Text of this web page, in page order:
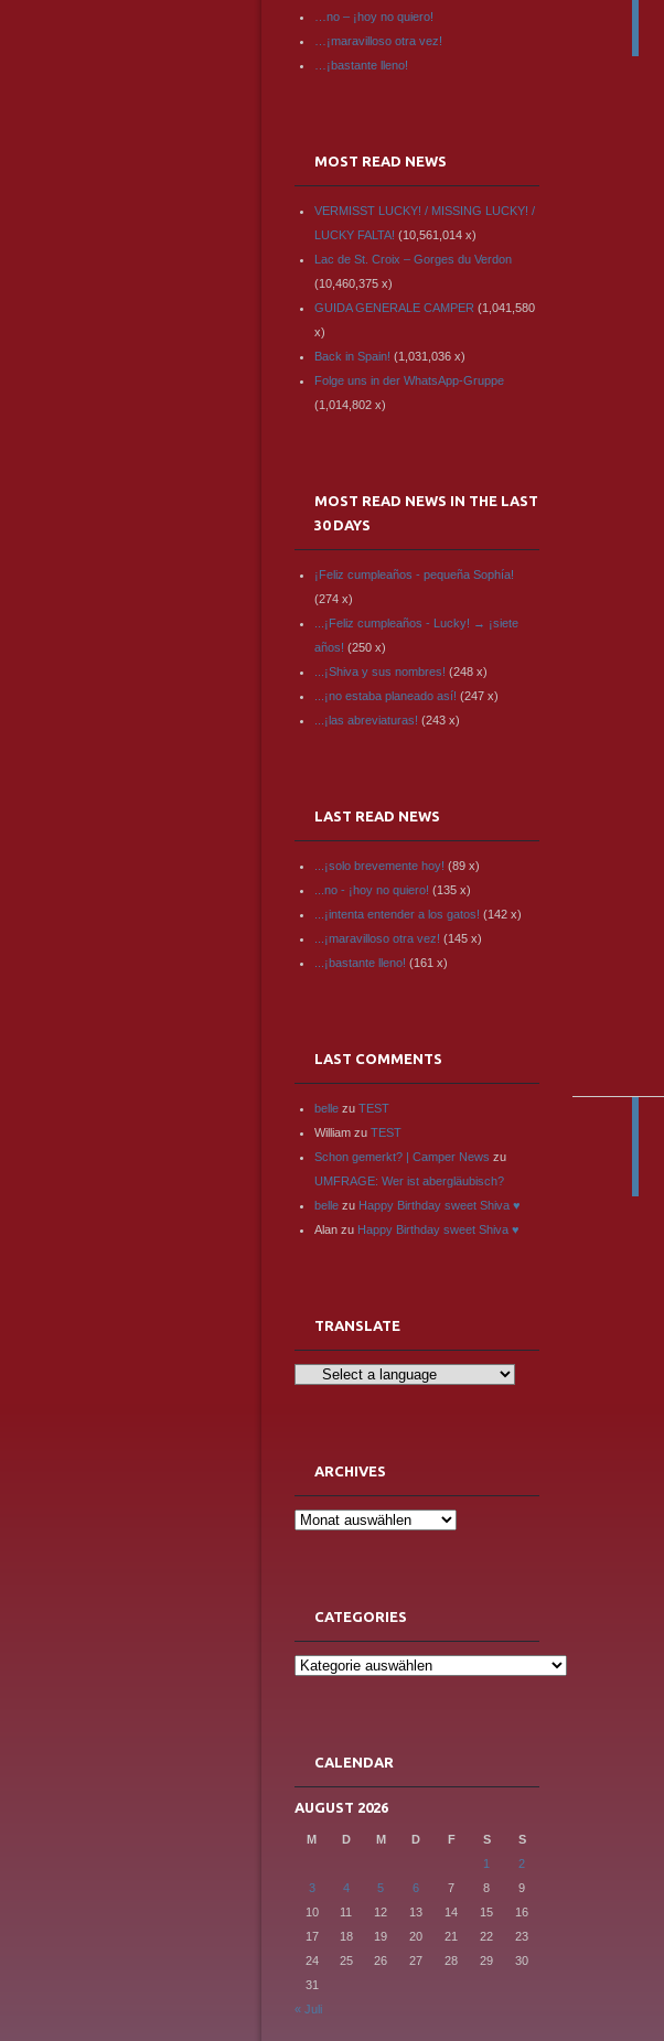
…no – ¡hoy no quiero!
…¡maravilloso otra vez!
…¡bastante lleno!
MOST READ NEWS
VERMISST LUCKY! / MISSING LUCKY! /
LUCKY FALTA! (10,561,014 x)
Lac de St. Croix – Gorges du Verdon
(10,460,375 x)
GUIDA GENERALE CAMPER (1,041,580
x)
Back in Spain! (1,031,036 x)
Folge uns in der WhatsApp-Gruppe
(1,014,802 x)
MOST READ NEWS IN THE LAST
30 DAYS
¡Feliz cumpleaños - pequeña Sophía!
(274 x)
...¡Feliz cumpleaños - Lucky! → ¡siete
años! (250 x)
...¡Shiva y sus nombres! (248 x)
...¡no estaba planeado así! (247 x)
...¡las abreviaturas! (243 x)
LAST READ NEWS
...¡solo brevemente hoy! (89 x)
...no - ¡hoy no quiero! (135 x)
...¡intenta entender a los gatos! (142 x)
...¡maravilloso otra vez! (145 x)
...¡bastante lleno! (161 x)
LAST COMMENTS
belle zu TEST
William zu TEST
Schon gemerkt? | Camper News zu
UMFRAGE: Wer ist abergläubisch?
belle zu Happy Birthday sweet Shiva ♥
Alan zu Happy Birthday sweet Shiva ♥
TRANSLATE
ARCHIVES
Archives
CATEGORIES
Categories
CALENDAR
AUGUST 2026
M D M D F S
S
1
2
3
4 5 6 7 8
9
10
11 12 13 14 15
16
17
18 19 20 21 22
23
24
25 26 27 28 29
30
31
« Juli